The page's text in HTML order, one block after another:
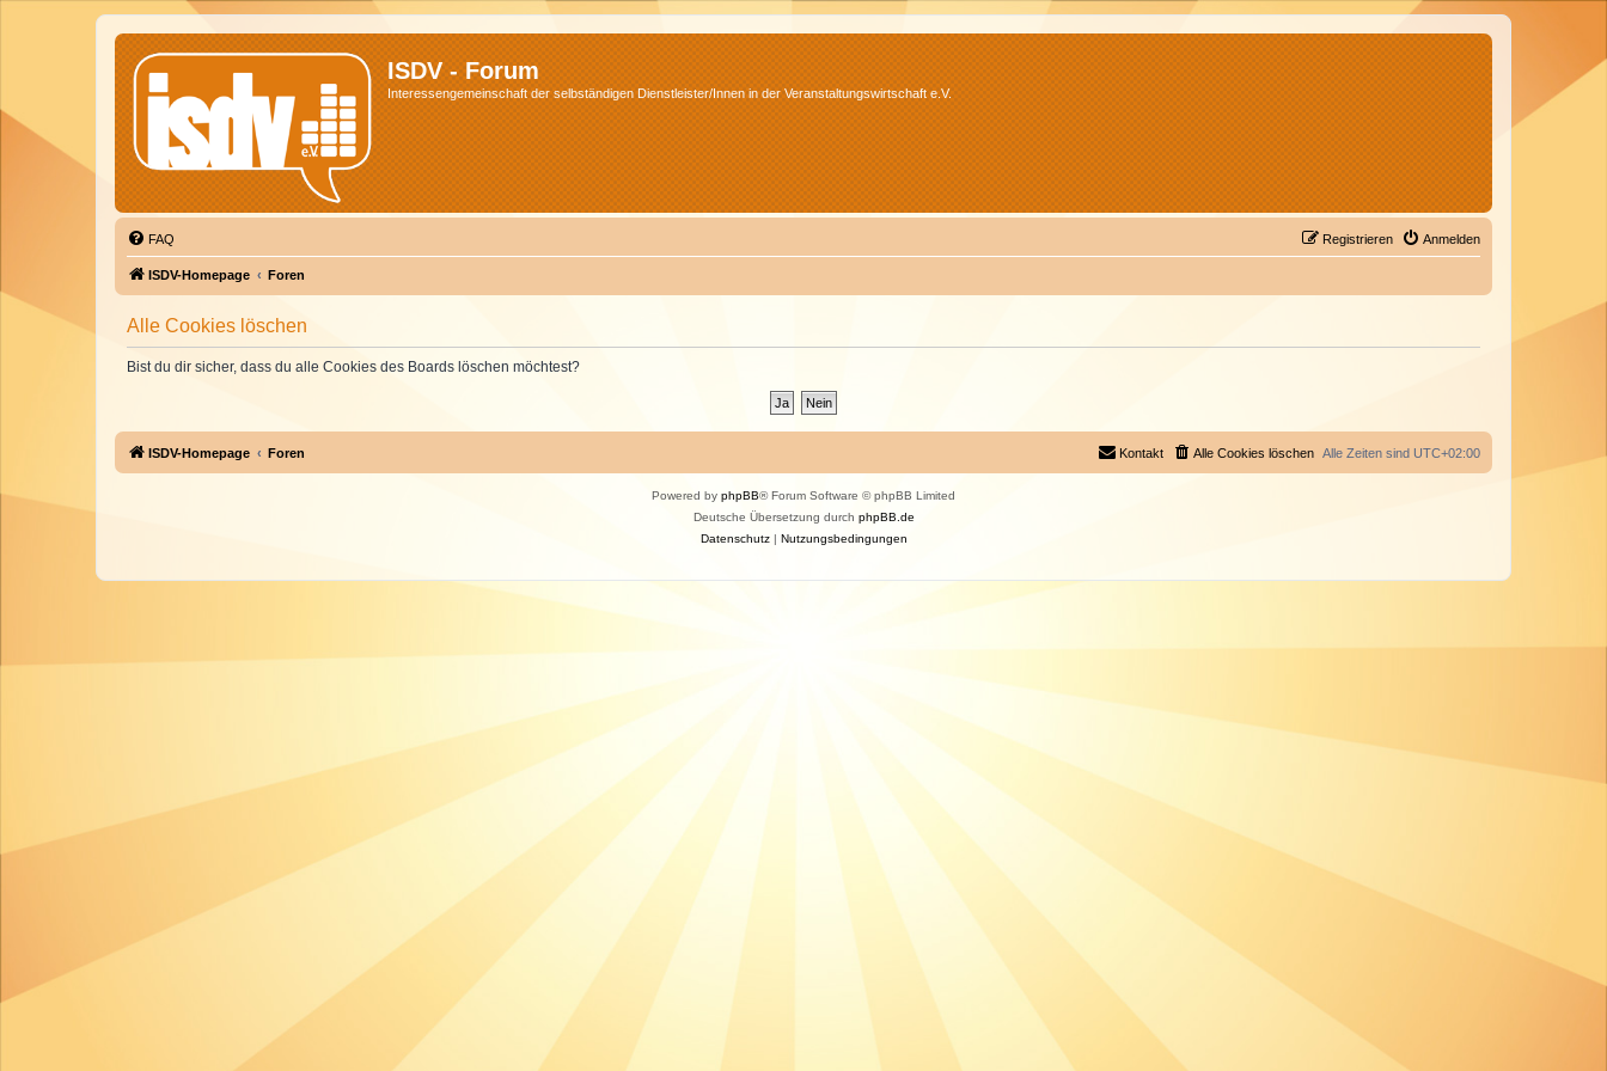
ISDV - Forum
Interessengemeinschaft der selbständigen Dienstleister/Innen in der Veranstaltungswirtschaft e.V.
FAQ Anmelden
Registrieren
ISDV-Homepage Foren
Alle Cookies löschen
Bist du dir sicher, dass du alle Cookies des Boards löschen möchtest?
ISDV-Homepage Foren Alle Zeiten sind UTC+02:00
Alle Cookies löschen
Kontakt
Powered by phpBB® Forum Software © phpBB Limited
Deutsche Übersetzung durch phpBB.de
Datenschutz| Nutzungsbedingungen